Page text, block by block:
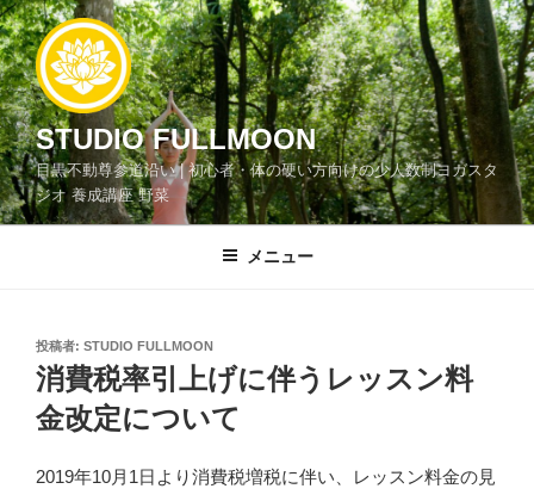
コ
ン
テ
ン
ツ
へ
ス
キ
STUDIO FULLMOON
目黒不動尊参道沿い | 初心者・体の硬い方向けの少人数制ヨガスタ
ジオ 養成講座 野菜
メニュー
投
稿
日:
投稿者: STUDIO FULLMOON
消費税率引上げに伴うレッスン料
金改定について
2019年10月1日より消費税増税に伴い、レッスン料金の見